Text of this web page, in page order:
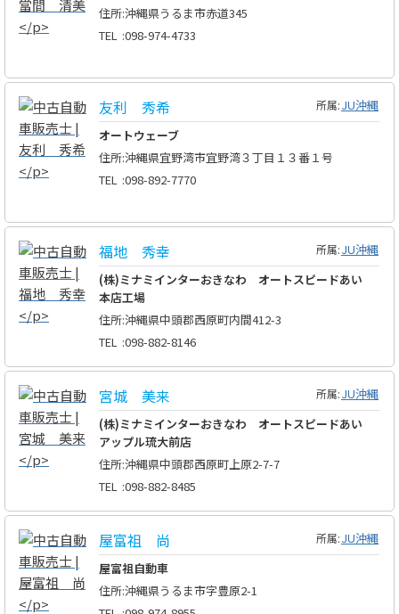
住所:沖縄県うるま市赤道345
TEL :098-974-4733
友利 秀希 所属:JU沖縄
オートウェーブ
住所:沖縄県宜野湾市宜野湾３丁目１３番１号
TEL :098-892-7770
福地 秀幸 所属:JU沖縄
(株)ミナミインターおきなわ オートスピードあい
本店工場
住所:沖縄県中頭郡西原町内間412-3
TEL :098-882-8146
宮城 美来 所属:JU沖縄
(株)ミナミインターおきなわ オートスピードあい
アップル琉大前店
住所:沖縄県中頭郡西原町上原2-7-7
TEL :098-882-8485
屋富祖 尚 所属:JU沖縄
屋富祖自動車
住所:沖縄県うるま市字豊原2-1